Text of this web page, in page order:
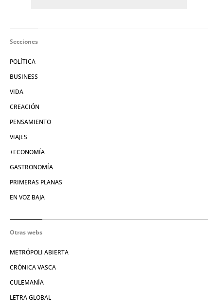
Secciones
POLÍTICA
BUSINESS
VIDA
CREACIÓN
PENSAMIENTO
VIAJES
+ECONOMÍA
GASTRONOMÍA
PRIMERAS PLANAS
EN VOZ BAJA
Otras webs
METRÓPOLI ABIERTA
CRÓNICA VASCA
CULEMANÍA
LETRA GLOBAL